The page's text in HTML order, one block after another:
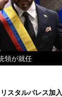
領が就任
スタルパレス加入